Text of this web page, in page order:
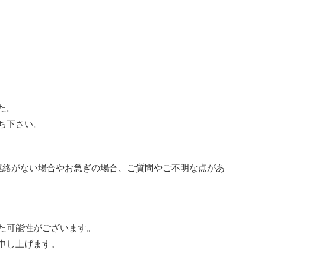
さい。
がない場合やお急ぎの場合、ご質問やご不明な点があ
能性がございます。
上げます。